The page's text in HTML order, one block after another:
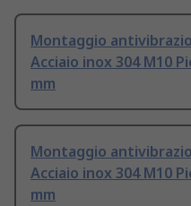
Montaggio
Acciaio inox 304 M10
mm
Montaggio
Acciaio inox 304 M10
mm